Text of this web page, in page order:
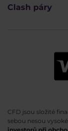
Clash páry
CFD jsou složité
sebou nesou